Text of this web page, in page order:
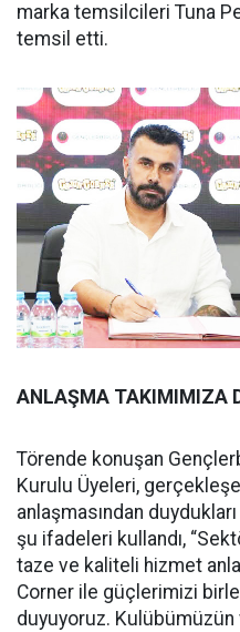
marka temsilcileri Tuna
temsil etti.
ANLAŞMA TAKIMIMIZA
Törende konuşan
Kurulu Üyeleri,
anlaşmasından
şu ifadeleri kullandı,
taze ve kaliteli hizmet
Corner ile güçlerimizi
duyuyoruz. Kulübümüzün